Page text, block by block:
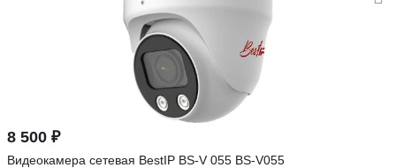
8 500 ₽
Видеокамера сетевая BestIP BS-V 055 BS-V055